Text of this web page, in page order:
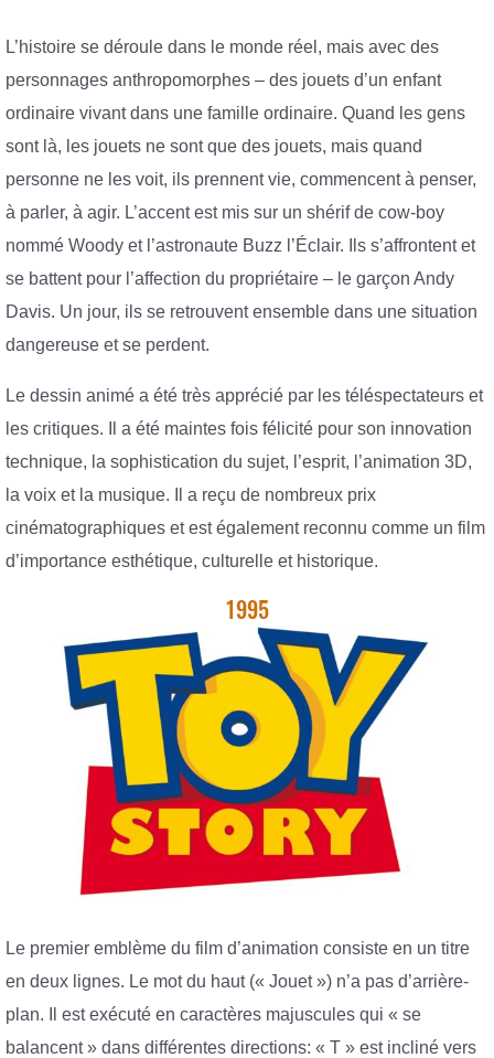
L’histoire se déroule dans le monde réel, mais avec des
personnages anthropomorphes – des jouets d’un enfant
ordinaire vivant dans une famille ordinaire. Quand les gens
sont là, les jouets ne sont que des jouets, mais quand
personne ne les voit, ils prennent vie, commencent à penser,
à parler, à agir. L’accent est mis sur un shérif de cow-boy
nommé Woody et l’astronaute Buzz l’Éclair. Ils s’affrontent et
se battent pour l’affection du propriétaire – le garçon Andy
Davis. Un jour, ils se retrouvent ensemble dans une situation
dangereuse et se perdent.
Le dessin animé a été très apprécié par les téléspectateurs et
les critiques. Il a été maintes fois félicité pour son innovation
technique, la sophistication du sujet, l’esprit, l’animation 3D,
la voix et la musique. Il a reçu de nombreux prix
cinématographiques et est également reconnu comme un film
d’importance esthétique, culturelle et historique.
1995
Le premier emblème du film d’animation consiste en un titre
en deux lignes. Le mot du haut (« Jouet ») n’a pas d’arrière-
plan. Il est exécuté en caractères majuscules qui « se
balancent » dans différentes directions: « T » est incliné vers